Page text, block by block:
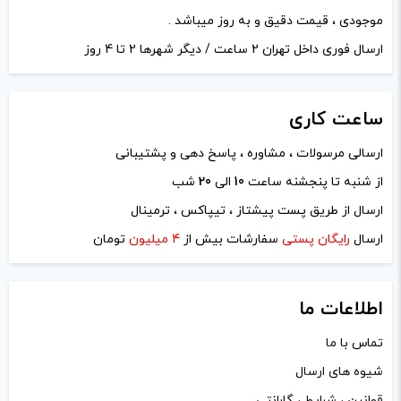
نام*
ایمیل*
ذخیره نام، ایمیل و وبسایت من در مرورگر برای زمانی که دوباره
موجودی ، قیمت دقیق و به روز میباشد .
ارسال فوری داخل تهران 2 ساعت / دیگر شهرها 2 تا 4 روز
ساعت کاری
ارسالی مرسولات ، مشاوره ، پاسخ دهی و پشتیبانی
از شنبه تا پنجشنه ساعت 10 الی 20 شب
ارسال از طریق پست پیشتاز ، تیپاکس ، ترمینال
ارسال رایگان پستی سفارشات بیش از 4 میلیون تومان
اطلاعات ما
تماس با ما
شیوه های ارسال